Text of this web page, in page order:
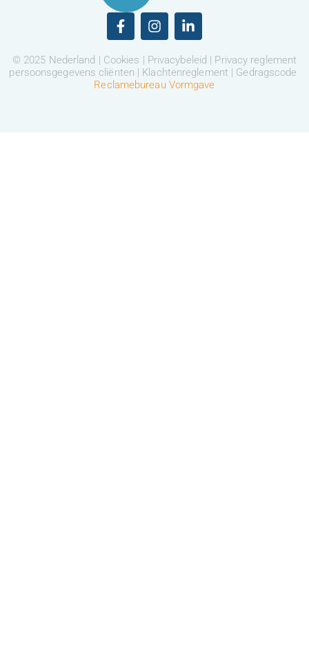
© 2025 Nederland | Cookies | Privacybeleid | Privacy reglement
persoonsgegevens cliënten | Klachtenreglement | Gedragscode
Reclamebureau Vormgave